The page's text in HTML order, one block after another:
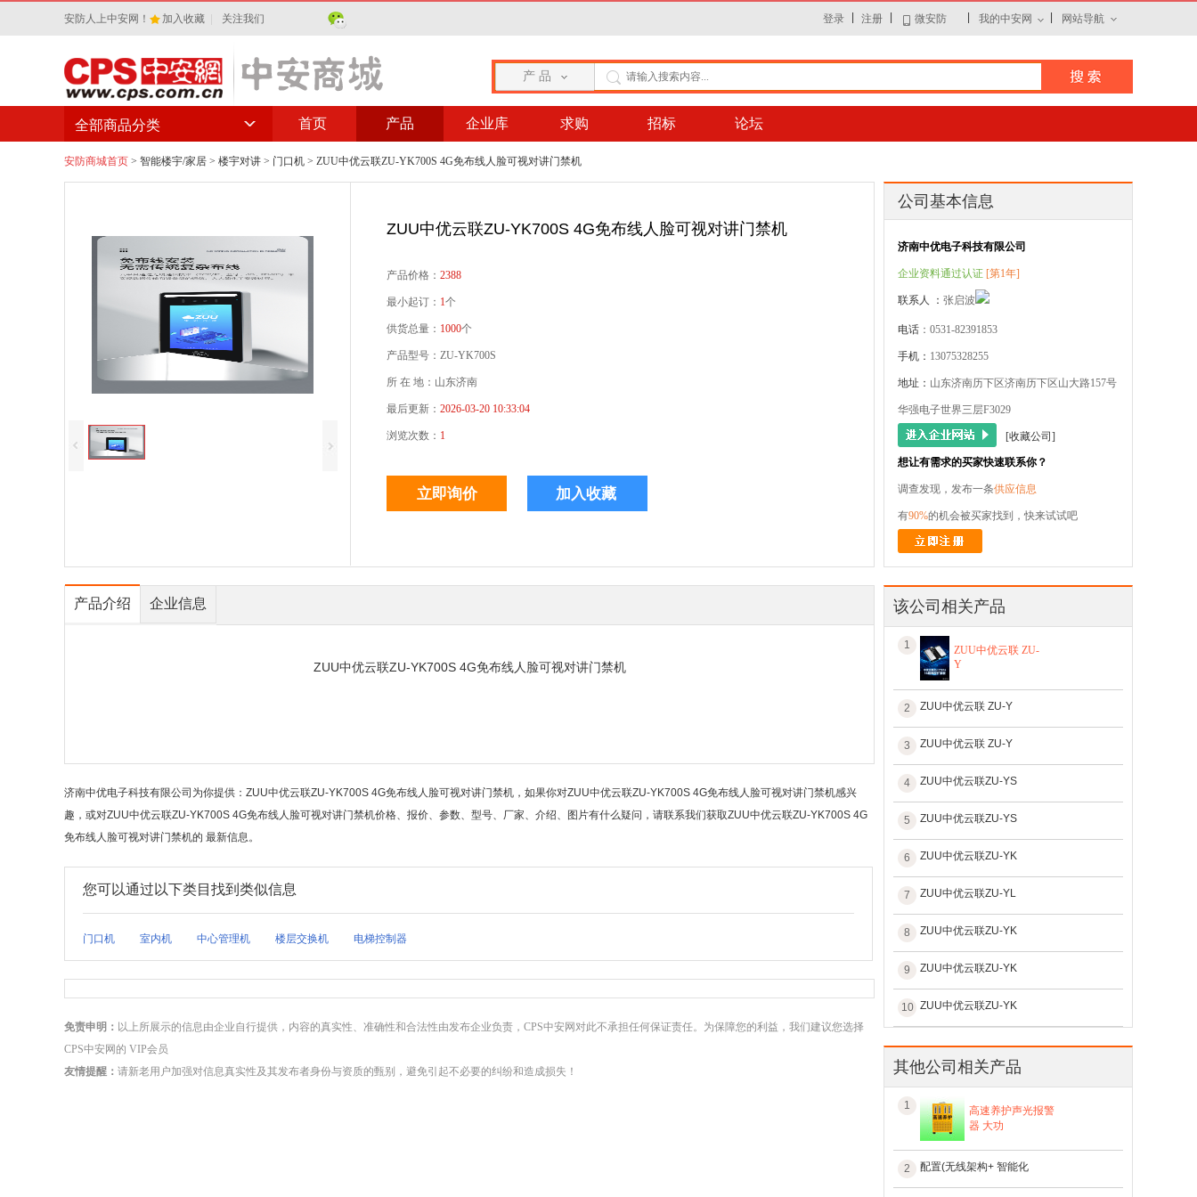
安防人上中安网！ 加入收藏 关注我们 登录 注册 微安防 我的中安网 网站导航
产 品
首页 产品 企业库 求购 招标 论坛
全部商品分类
安防商城首页 > 智能楼宇/家居 > 楼宇对讲 > 门口机 > ZUU中优云联ZU-YK700S 4G免布线人脸可视对讲门禁机
ZUU中优云联ZU-YK700S 4G免布线人脸可视对讲门禁机
产品价格： 2388
最小起订： 1个
供货总量： 1000个
产品型号：ZU-YK700S
所 在 地：山东济南
最后更新： 2026-03-20 10:33:04
浏览次数： 1
产品介绍 企业信息
ZUU中优云联ZU-YK700S 4G免布线人脸可视对讲门禁机
济南中优电子科技有限公司为你提供：ZUU中优云联ZU-YK700S 4G免布线人脸可视对讲门禁机，如果你对ZUU中优云联ZU-YK700S 4G免布线人脸可视对讲门禁机感兴
趣，或对ZUU中优云联ZU-YK700S 4G免布线人脸可视对讲门禁机价格、报价、参数、型号、厂家、介绍、图片有什么疑问，请联系我们获取ZUU中优云联ZU-YK700S 4G
免布线人脸可视对讲门禁机的 最新信息。
您可以通过以下类目找到类似信息
门口机 室内机 中心管理机 楼层交换机 电梯控制器
免责申明： 以上所展示的信息由企业自行提供，内容的真实性、准确性和合法性由发布企业负责，CPS中安网对此不承担任何保证责任。为保障您的利益，我们建议您选择
CPS中安网的 VIP会员
友情提醒： 请新老用户加强对信息真实性及其发布者身份与资质的甄别，避免引起不必要的纠纷和造成损失！
公司基本信息
济南中优电子科技有限公司
企业资料通过认证 [第1年]
联系人 ： 张启波
电话 ：0531-82391853
手机： 13075328255
地址： 山东济南历下区济南历下区山大路157号
华强电子世界三层F3029
[收藏公司]
想让有需求的买家快速联系你？
调查发现，发布一条供应信息
有90%的机会被买家找到，快来试试吧
该公司相关产品
1
ZUU中优云联 ZU-
Y
2 ZUU中优云联 ZU-Y
3 ZUU中优云联 ZU-Y
4 ZUU中优云联ZU-YS
5 ZUU中优云联ZU-YS
6 ZUU中优云联ZU-YK
7 ZUU中优云联ZU-YL
8 ZUU中优云联ZU-YK
9 ZUU中优云联ZU-YK
10 ZUU中优云联ZU-YK
其他公司相关产品
1
高速养护声光报警
器 大功
2 配置(无线架构+ 智能化